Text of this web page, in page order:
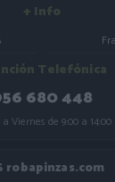
+ Info
Telefónica
680 448
Viernes de 9:00 a 14:00
robapinzas.com